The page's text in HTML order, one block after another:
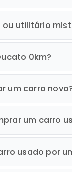
utilitário
0km?
um carro
um carro
usado por